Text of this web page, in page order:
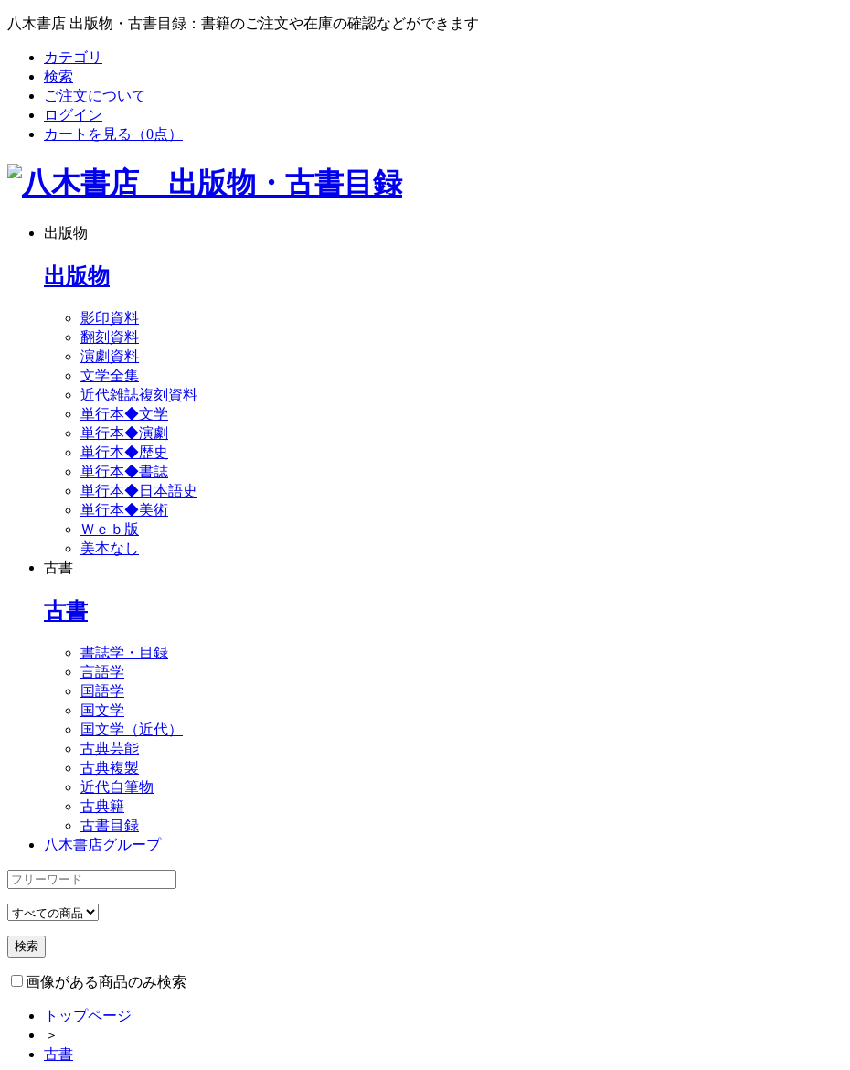
八木書店 出版物・古書目録：書籍のご注文や在庫の確認などができます
カテゴリ
検索
ご注文について
ログイン
カートを見る
（0点）
出版物
出版物
影印資料
翻刻資料
演劇資料
文学全集
近代雑誌複刻資料
単行本◆文学
単行本◆演劇
単行本◆歴史
単行本◆書誌
単行本◆日本語史
単行本◆美術
Ｗｅｂ版
美本なし
古書
古書
書誌学・目録
言語学
国語学
国文学
国文学（近代）
古典芸能
古典複製
近代自筆物
古典籍
古書目録
八木書店グループ
画像がある商品のみ検索
トップページ
＞
古書